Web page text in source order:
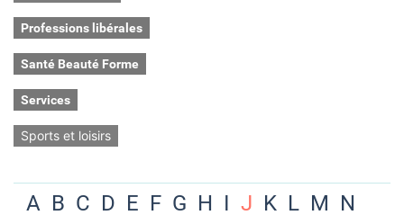
Professions libérales
Santé Beauté Forme
Services
Sports et loisirs
A B C D E F G H I J K L M N